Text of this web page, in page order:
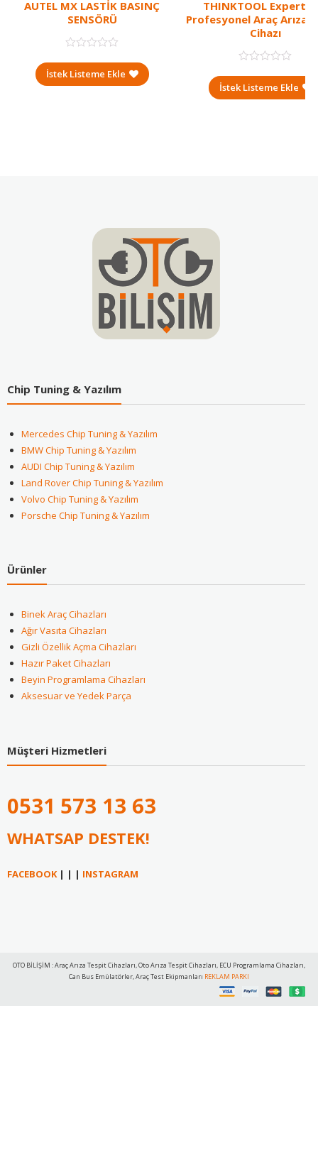
AUTEL MX LASTİK BASINÇ
SENSÖRÜ
İstek Listeme Ekle
THINKTOOL Expert
Profesyonel Araç Arıza
Cihazı
İstek Listeme Ekle
Chip Tuning & Yazılım
Mercedes Chip Tuning & Yazılım
BMW Chip Tuning & Yazılım
AUDI Chip Tuning & Yazılım
Land Rover Chip Tuning & Yazılım
Volvo Chip Tuning & Yazılım
Porsche Chip Tuning & Yazılım
Ürünler
Binek Araç Cihazları
Ağır Vasıta Cihazları
Gizli Özellik Açma Cihazları
Hazır Paket Cihazları
Beyin Programlama Cihazları
Aksesuar ve Yedek Parça
Müşteri Hizmetleri
0531 573 13 63
WHATSAP DESTEK!
FACEBOOK| | | INSTAGRAM
OTO BİLİŞİM : Araç Arıza Tespit Cihazları, Oto Arıza Tespit Cihazları, ECU Programlama Cihazları,
Can Bus Emülatörler, Araç Test Ekipmanları REKLAM PARKI